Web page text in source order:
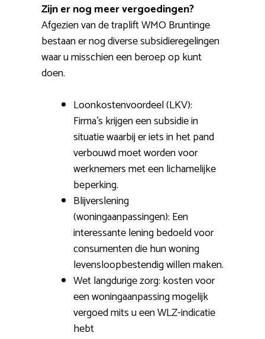
Zijn er nog meer vergoedingen?
Afgezien van de traplift WMO Bruntinge
bestaan er nog diverse subsidieregelingen
waar u misschien een beroep op kunt
doen.
Loonkostenvoordeel (LKV):
Firma’s krijgen een subsidie in
situatie waarbij er iets in het pand
verbouwd moet worden voor
werknemers met een lichamelijke
beperking.
Blijverslening
(woningaanpassingen): Een
interessante lening bedoeld voor
consumenten die hun woning
levensloopbestendig willen maken.
Wet langdurige zorg: kosten voor
een woningaanpassing mogelijk
vergoed mits u een WLZ-indicatie
hebt